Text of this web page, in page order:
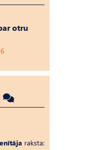
otru
raksta: